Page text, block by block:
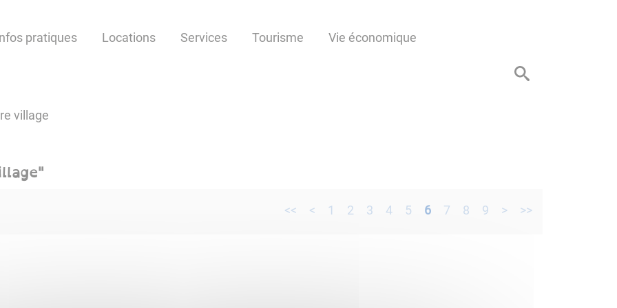
pratiques Locations Services Tourisme Vie économique
village
"
<< < 1 2 3 4 5 6 7 8 9 > >>